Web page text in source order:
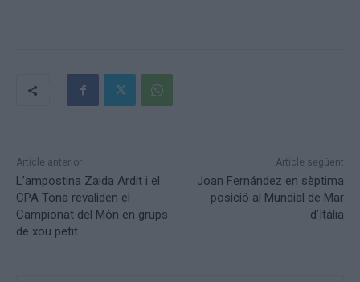
Article anterior
L’ampostina Zaida Ardit i el
CPA Tona revaliden el
Campionat del Món en grups
de xou petit
Article següent
Joan Fernández en sèptima
posició al Mundial de Mar
d’Itàlia